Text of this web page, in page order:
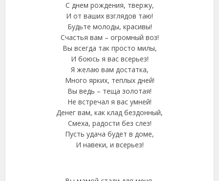
С днем рождения, твержу,
И от ваших взглядов таю!
Будьте молоды, красивы!
Счастья вам – огромный воз!
Вы всегда так просто милы,
И боюсь я вас всерьез!
Я желаю вам достатка,
Много ярких, теплых дней!
Вы ведь – теща золотая!
Не встречал я вас умней!
Денег вам, как клад бездонный,
Смеха, радости без слез!
Пусть удача будет в доме,
И навеки, и всерьез!